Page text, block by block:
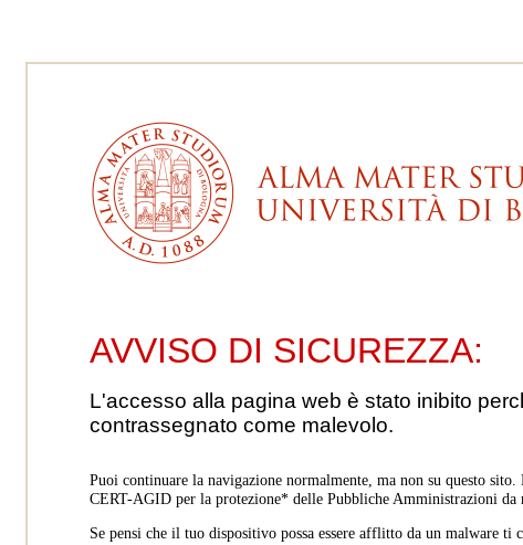
AVVISO DI SICUREZZA:
L'accesso alla pagina web è stato inibito
contrassegnato come malevolo.
Puoi continuare la navigazione normalmente, ma non su questo
CERT-AGID per la protezione* delle Pubbliche Amministrazioni da
Se pensi che il tuo dispositivo possa essere afflitto da un malware